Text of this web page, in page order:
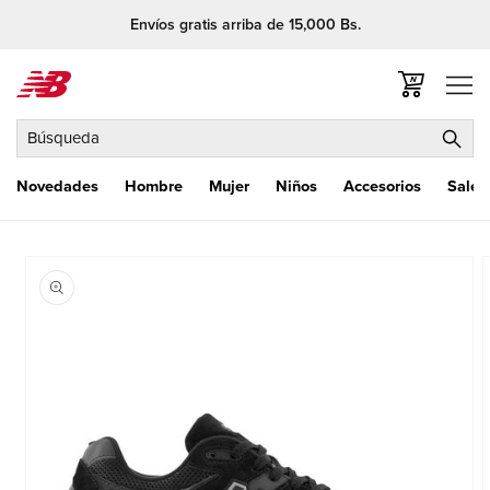
Envíos gratis arriba de 15,000 Bs.
Novedades Hombre Mujer Niños Accesorios Sale
Búsqueda
Carrito
a la
información